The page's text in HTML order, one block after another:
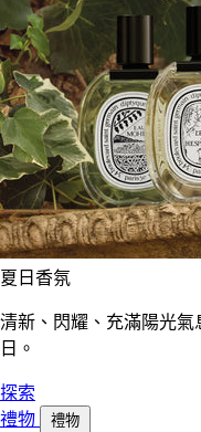
夏日香氛
清新、閃耀、充滿陽光氣
日。
探索
禮物
禮物